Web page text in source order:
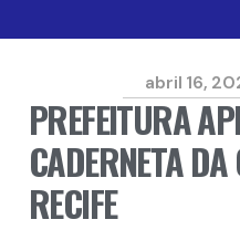
abril 16,
PREFEITURA
CADERNETA
RECIFE